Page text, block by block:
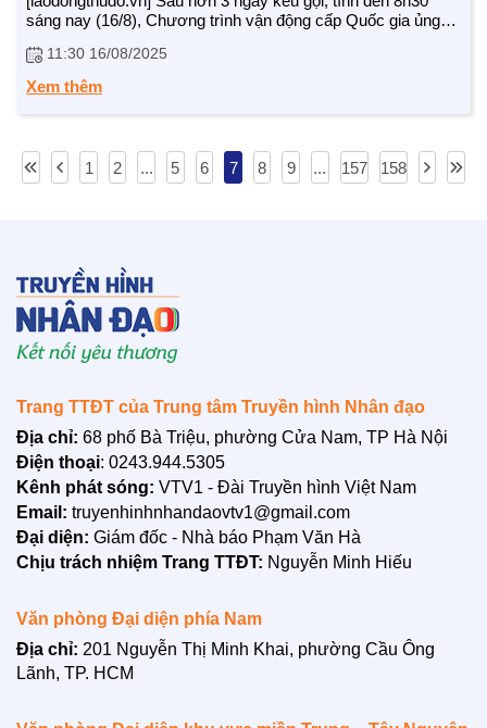
LIÊN HỆ
sáng nay (16/8), Chương trình vận động cấp Quốc gia ủng
của hàng triệu trái tim Việt Nam, với số tiền ủng hộ được hơn
234,5 tỷ đồng, vượt qua con số mục tiêu ủng hộ gấp hơn 3
lần.
11:30 16/08/2025
Xem thêm
1 2 ... 5 6 7 8 9 ... 157 158
Trang TTĐT của Trung tâm Truyền hình Nhân đạo
Địa chỉ: 68 phố Bà Triệu, phường Cửa Nam, TP Hà Nội
Điện thoại: 0243.944.5305
Kênh phát sóng: VTV1 - Đài Truyền hình Việt Nam
Email: truyenhinhnhandaovtv1@gmail.com
Đại diện: Giám đốc - Nhà báo Phạm Văn Hà
Chịu trách nhiệm Trang TTĐT: Nguyễn Minh Hiếu
Văn phòng Đại diện phía Nam
Địa chỉ: 201 Nguyễn Thị Minh Khai, phường Cầu Ông
Lãnh, TP. HCM